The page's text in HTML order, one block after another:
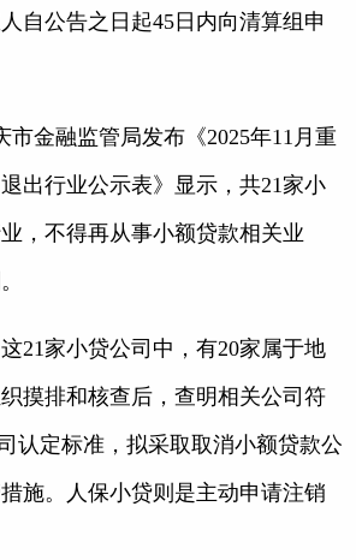
自公告之日起45日内向清算组申
市金融监管局发布《2025年11月重
出行业公示表》显示，共21家小
，不得再从事小额贷款相关业
21家小贷公司中，有20家属于地
摸排和核查后，查明相关公司符
认定标准，拟采取取消小额贷款公
施。人保小贷则是主动申请注销